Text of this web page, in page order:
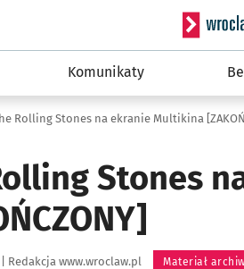
Serwis
Komunikaty
Rolling Stones na ekranie Multikina
Stones
Autor:
Redakcja www.wroclaw.pl Materiał